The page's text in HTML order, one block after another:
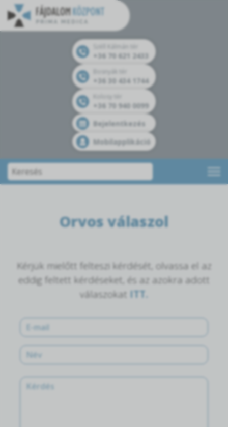
+36 70 621 2433
+36 30 434 1744
+36 70 940 0099
Bejelentkezés
Mobilapplikáció
Orvos válaszol
Kérjük mielőtt felteszi kérdését, olvassa el az
eddig feltett kérdéseket, és az azokra adott
válaszokat ITT.